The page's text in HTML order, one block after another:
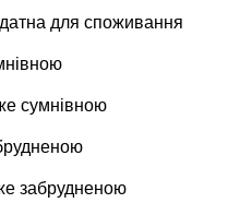
для споживання
сумнівною
забрудненою